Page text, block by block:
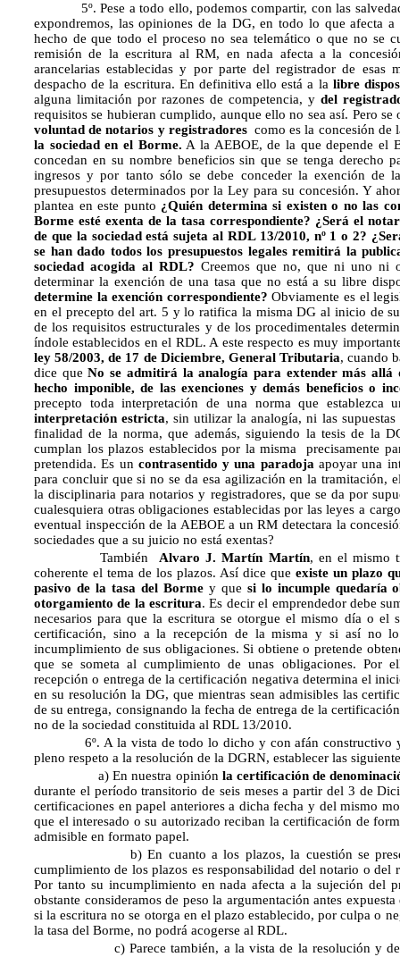
5º. Pese a todo ello, podemos compartir, con las
expondremos, las opiniones de la DG, en todo lo que afecta
hecho de que todo el proceso no sea telemático o que no se
remisión de la escritura al RM, en nada afecta a la
arancelarias establecidas y por parte del registrador de esas
despacho de la escritura. En definitiva ello está a la libre
alguna limitación por razones de competencia, y del
requisitos se hubieran cumplido, aunque ello no sea así. Pero
voluntad de notarios y registradorescomo es la concesión de
la sociedad en el Borme. A la AEBOE, de la que depende el
concedan en su nombre beneficios sin que se tenga derecho
ingresos y por tanto sólo se debe conceder la exención de
presupuestos determinados por la Ley para su concesión. Y
plantea en este punto ¿Quién determina si existen o no las
Borme esté exenta de la tasa correspondiente? ¿Será el
de que la sociedad está sujeta al RDL 13/2010, nº 1 o 2?
se han dado todos los presupuestos legales remitirá la
sociedad acogida al RDL? Creemos que no, que ni uno ni
determinar la exención de una tasa que no está a su libre
determine la exención correspondiente? Obviamente es el
en el precepto del art. 5 y lo ratifica la misma DG al inicio de
de los requisitos estructurales y de los procedimentales
índole establecidos en el RDL. A este respecto es muy
ley 58/2003, de 17 de Diciembre, General Tributaria, cuando
dice queNo se admitirá la analogía para extender más
hecho imponible, de las exenciones y demás beneficios o
precepto toda interpretación de una norma que establezca
interpretación estricta, sin utilizar la analogía, ni las
finalidad de la norma, que además, siguiendo la tesis de la
cumplan los plazos establecidos por la misma precisamente
pretendida. Es un contrasentido y una paradojaapoyar una
para concluir que si no se da esa agilización en la tramitación,
la disciplinaria para notarios y registradores, que se da por
cualesquiera otras obligaciones establecidas por las leyes a
eventual inspección de la AEBOE a un RM detectara la
sociedades que a su juicio no está exentas?
TambiénAlvaro J. Martín Martín, en el mismo
coherente el tema de los plazos. Así dice queexiste un plazo
pasivo de la tasa del Bormey que si lo incumple quedaría
otorgamiento de la escritura. Es decir el emprendedor debe
necesarios para que la escritura se otorgue el mismo día o
certificación, sino a la recepción de la misma y si así no
incumplimiento de sus obligaciones. Si obtiene o pretende
que se someta al cumplimiento de unas obligaciones. Por
recepción o entrega de la certificación negativa determina el
en su resolución la DG, que mientras sean admisibles las
de su entrega, consignando la fecha de entrega de la
no de la sociedad constituida al RDL 13/2010.
6º. A la vista de todo lo dicho y con afán constructivo y
pleno respeto a la resolución de la DGRN, establecer las
a) En nuestra opinión la certificación de
durante el período transitorio de seis meses a partir del 3 de
certificaciones en papel anteriores a dicha fecha y del mismo
que el interesado o su autorizado reciban la certificación de
admisible en formato papel.
b) En cuanto a los plazos, la cuestión se presenta
cumplimiento de los plazos es responsabilidad del notario o del
Por tanto su incumplimiento en nada afecta a la sujeción del
obstante consideramos de peso la argumentación antes
si la escritura no se otorga en el plazo establecido, por culpa o
la tasa del Borme, no podrá acogerse al RDL.
c) Parece también, a la vista de la resolución y de la